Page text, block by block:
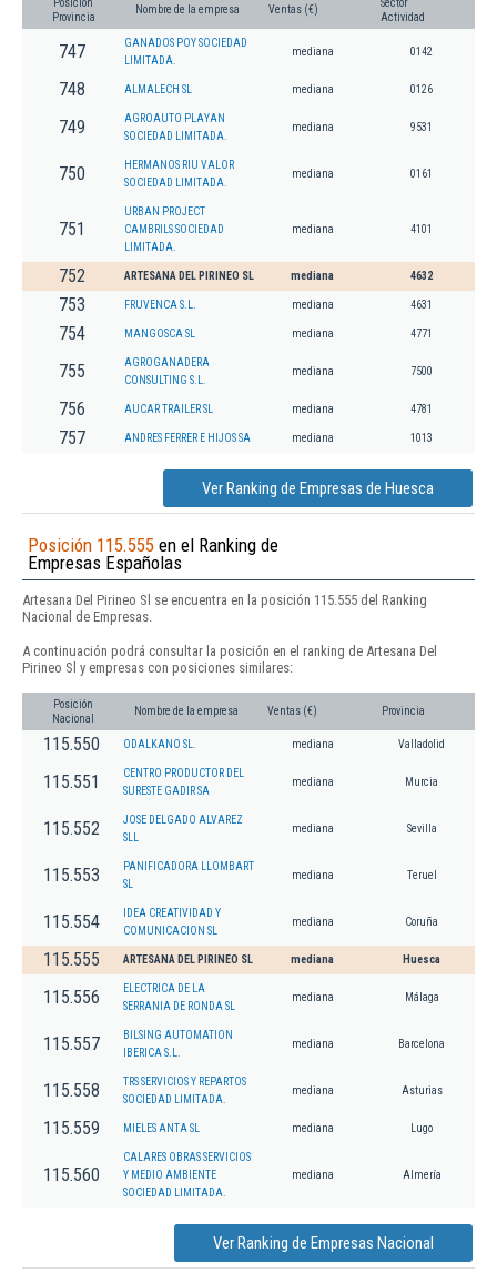
Posición
Provincia
Nombre de la empresa Ventas (€)
Sector
Actividad
747
GANADOS POY SOCIEDAD
LIMITADA.
mediana 0142
748 ALMALECH SL mediana 0126
749
AGROAUTO PLAYAN
SOCIEDAD LIMITADA.
mediana 9531
750
HERMANOS RIU VALOR
SOCIEDAD LIMITADA.
mediana 0161
751
URBAN PROJECT
CAMBRILS SOCIEDAD
LIMITADA.
mediana 4101
752 ARTESANA DEL PIRINEO SL mediana 4632
753 FRUVENCA S.L. mediana 4631
754 MANGOSCA SL mediana 4771
755
AGROGANADERA
CONSULTING S.L.
mediana 7500
756 AUCAR TRAILER SL mediana 4781
757 ANDRES FERRER E HIJOS SA mediana 1013
Ver Ranking de Empresas de Huesca
Posición 115.555 en el Ranking de
Empresas Españolas
Artesana Del Pirineo Sl se encuentra en la posición 115.555 del Ranking
Nacional de Empresas.
A continuación podrá consultar la posición en el ranking de Artesana Del
Pirineo Sl y empresas con posiciones similares:
Posición
Nacional
Nombre de la empresa Ventas (€) Provincia
115.550 ODALKANO SL. mediana Valladolid
115.551
CENTRO PRODUCTOR DEL
SURESTE GADIR SA
mediana Murcia
115.552
JOSE DELGADO ALVAREZ
SLL
mediana Sevilla
115.553
PANIFICADORA LLOMBART
SL
mediana Teruel
115.554
IDEA CREATIVIDAD Y
COMUNICACION SL
mediana Coruña
115.555 ARTESANA DEL PIRINEO SL mediana Huesca
115.556
ELECTRICA DE LA
SERRANIA DE RONDA SL
mediana Málaga
115.557
BILSING AUTOMATION
IBERICA S.L.
mediana Barcelona
115.558
TRS SERVICIOS Y REPARTOS
SOCIEDAD LIMITADA.
mediana Asturias
115.559 MIELES ANTA SL mediana Lugo
115.560
CALARES OBRAS SERVICIOS
Y MEDIO AMBIENTE
SOCIEDAD LIMITADA.
mediana Almería
Ver Ranking de Empresas Nacional